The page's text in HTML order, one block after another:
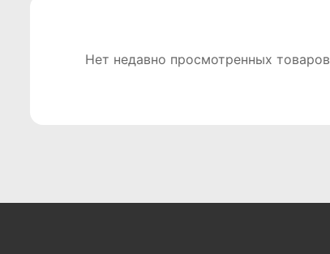
Нет недавно просмотренных товаров